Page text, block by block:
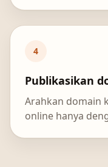
4
Publikasikan
Arahkan domain
online hanya